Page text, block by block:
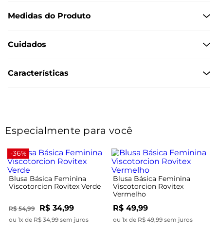
Medidas do Produto
Cuidados
Características
Especialmente para você
-36%
Blusa Básica Feminina
Viscotorcion Rovitex Verde
R$ 54,99 R$ 34,99
ou 1x de R$ 34,99 sem juros
Blusa Básica Feminina
Viscotorcion Rovitex
Vermelho
R$ 49,99
ou 1x de R$ 49,99 sem juros